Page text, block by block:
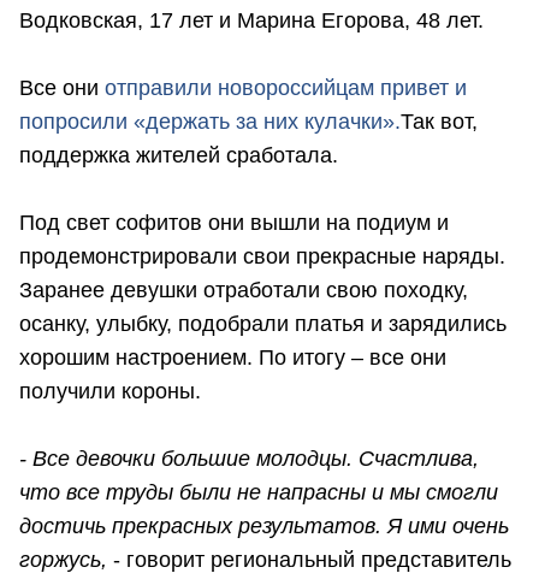
Водковская, 17 лет и Марина Егорова, 48 лет.
Все они отправили новороссийцам привет и
попросили «держать за них кулачки».Так вот,
поддержка жителей сработала.
Под свет софитов они вышли на подиум и
продемонстрировали свои прекрасные наряды.
Заранее девушки отработали свою походку,
осанку, улыбку, подобрали платья и зарядились
хорошим настроением. По итогу – все они
получили короны.
- Все девочки большие молодцы. Счастлива,
что все труды были не напрасны и мы смогли
достичь прекрасных результатов. Я ими очень
горжусь, - говорит региональный представитель